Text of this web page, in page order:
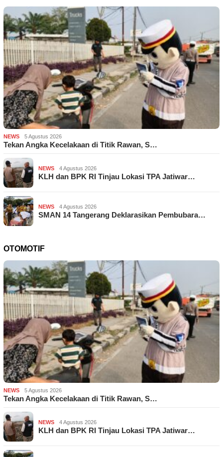
NEWS 5 Agustus 2026
Tekan Angka Kecelakaan di Titik Rawan, S…
NEWS 4 Agustus 2026
KLH dan BPK RI Tinjau Lokasi TPA Jatiwar…
NEWS 4 Agustus 2026
SMAN 14 Tangerang Deklarasikan Pembubara…
OTOMOTIF
NEWS 5 Agustus 2026
Tekan Angka Kecelakaan di Titik Rawan, S…
NEWS 4 Agustus 2026
KLH dan BPK RI Tinjau Lokasi TPA Jatiwar…